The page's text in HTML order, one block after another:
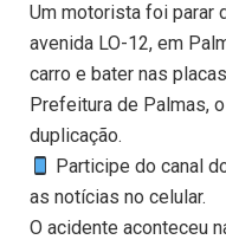
Um motorista foi parar
avenida LO-12, em
carro e bater nas
Prefeitura de Palmas,
duplicação.
Participe do canal
as notícias no celular.
O acidente aconteceu